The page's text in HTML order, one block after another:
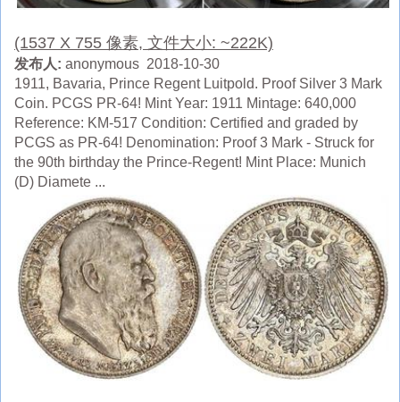
(1537 X 755 像素, 文件大小: ~222K)
发布人: anonymous 2018-10-30
1911, Bavaria, Prince Regent Luitpold. Proof Silver 3 Mark
Coin. PCGS PR-64! Mint Year: 1911 Mintage: 640,000
Reference: KM-517 Condition: Certified and graded by
PCGS as PR-64! Denomination: Proof 3 Mark - Struck for
the 90th birthday the Prince-Regent! Mint Place: Munich
(D) Diamete ...